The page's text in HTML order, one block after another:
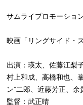
サムライプロモーショ
映画「リングサイド・
出演：瑛太、佐藤江梨
村上和成、高橋和也、
ン”二郎、近藤芳正、余
監督：武正晴